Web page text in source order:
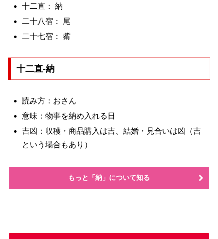
十二直： 納
二十八宿： 尾
二十七宿： 觜
十二直-納
読み方：おさん
意味：物事を納め入れる日
吉凶：収穫・商品購入は吉、結婚・見合いは凶（吉
という場合もあり）
もっと「納」について知る